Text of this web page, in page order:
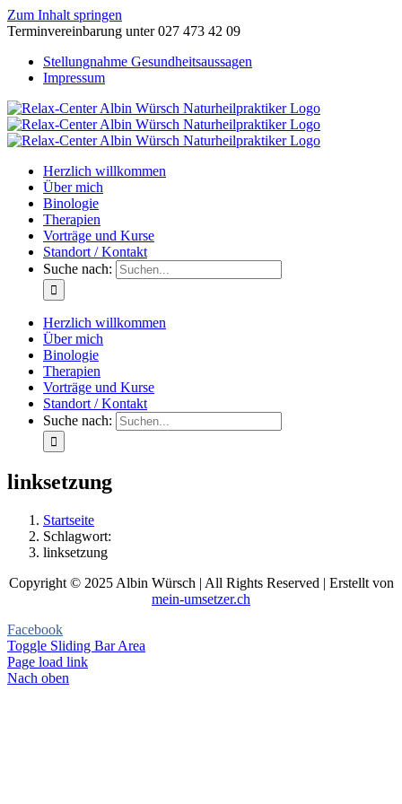
Zum Inhalt springen
Terminvereinbarung unter 027 473 42 09
Stellungnahme Gesundheitsaussagen
Impressum
Herzlich willkommen
Über mich
Binologie
Therapien
Vorträge und Kurse
Standort / Kontakt
Suche nach:
Herzlich willkommen
Über mich
Binologie
Therapien
Vorträge und Kurse
Standort / Kontakt
Suche nach:
linksetzung
Startseite
Schlagwort:
linksetzung
Copyright © 2025 Albin Würsch | All Rights Reserved | Erstellt von
mein-umsetzer.ch
Facebook
Toggle Sliding Bar Area
Page load link
Nach oben